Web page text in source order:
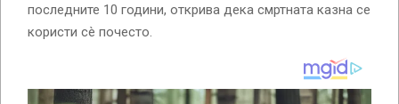
последните 10 години, открива дека смртната казна се
користи сè почесто.